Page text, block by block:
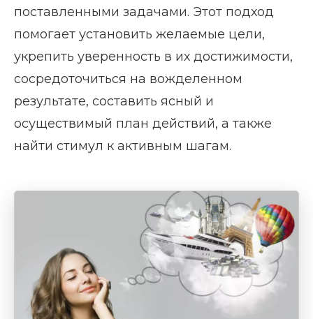
поставленными задачами. Этот подход
помогает установить желаемые цели,
укрепить уверенность в их достижимости,
сосредоточиться на вожделенном
результате, составить ясный и
осуществимый план действий, а также
найти стимул к активным шагам.